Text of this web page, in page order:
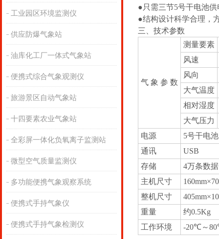
工业园区环境监测仪
供应防爆气象站
油库化工厂一体式气象站
便携式综合气象观测仪
旅游景区自动气象站
十四要素农业气象站
全彩屏一体化负氧离子监测站
微型空气质量监测仪
多功能便携气象观察系统
便携式手持气象仪
便携式手持气象检测仪
●只需三节5号干电池
●结构设计科学合理，
三、技术参数
气 象 参 数
测量要素
风速
风向
大气温度
相对湿度
大气压力
电源
5号干电
通讯
USB
存储
4万条数据
主机尺寸
整机尺寸
重量
约0.5Kg
工作环境
-20℃～